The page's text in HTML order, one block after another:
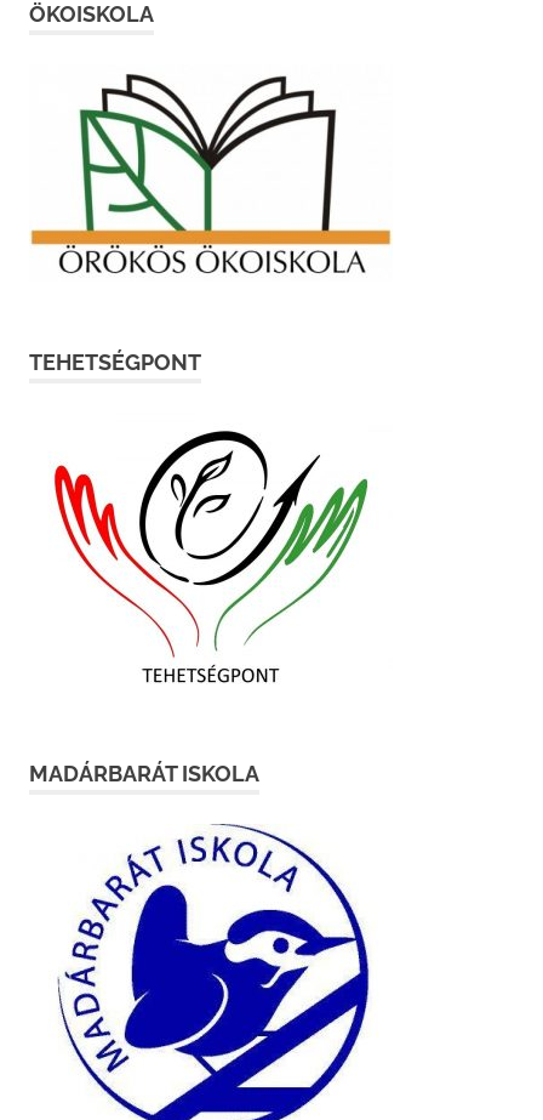
ÖKOISKOLA
TEHETSÉGPONT
MADÁRBARÁT ISKOLA